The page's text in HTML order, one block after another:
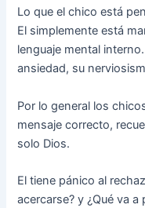
Lo que el chico está
El simplemente está
lenguaje mental
ansiedad, su
Por lo general los
mensaje correcto,
solo Dios.
El tiene pánico al
acercarse? y ¿Qué va